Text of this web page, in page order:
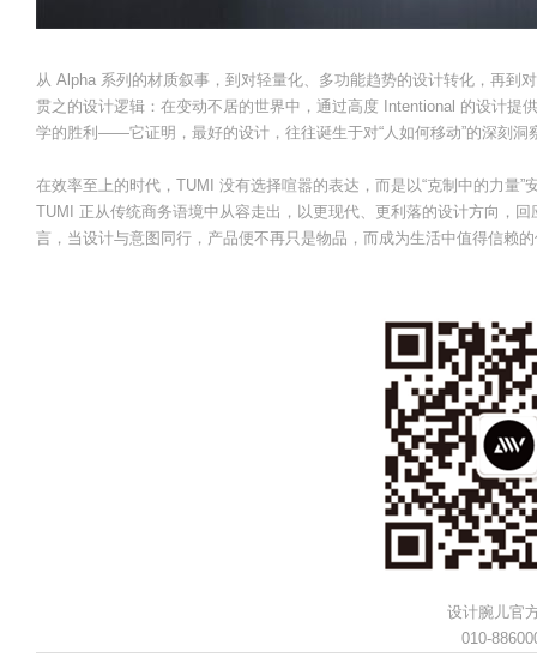
从 Alpha 系列的材质叙事，到对轻量化、多功能趋势的设计转化，再
贯之的设计逻辑：在变动不居的世界中，通过高度 Intentional 的设计提
学的胜利——它证明，最好的设计，往往诞生于对“人如何移动”的深刻洞
在效率至上的时代，TUMI 没有选择喧嚣的表达，而是以“克制中的力量
TUMI 正从传统商务语境中从容走出，以更现代、更利落的设计方向，
言，当设计与意图同行，产品便不再只是物品，而成为生活中值得信
设计腕儿官
010-